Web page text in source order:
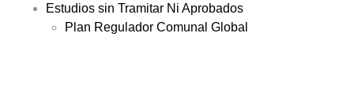
Estudios sin Tramitar Ni Aprobados
Plan Regulador Comunal Global